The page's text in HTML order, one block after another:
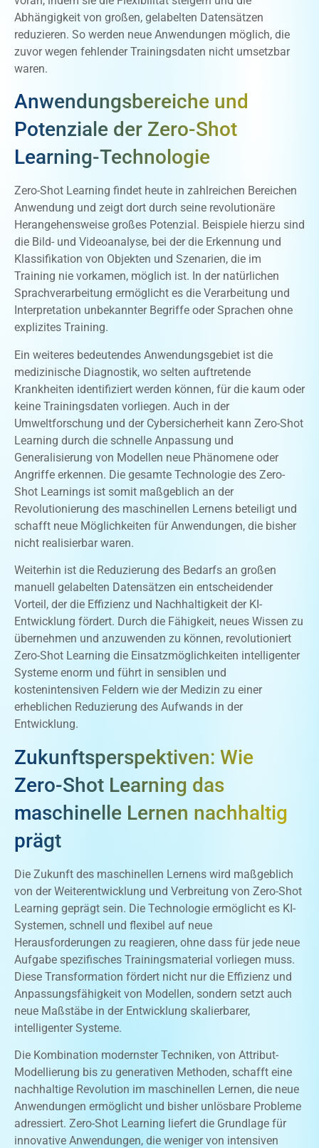
Abhängigkeit von großen, gelabelten Datensätzen
reduzieren. So werden neue Anwendungen möglich, die
zuvor wegen fehlender Trainingsdaten nicht umsetzbar
waren.
Anwendungsbereiche und
Potenziale der Zero-Shot
Learning-Technologie
Zero-Shot Learning findet heute in zahlreichen Bereichen
Anwendung und zeigt dort durch seine revolutionäre
Herangehensweise großes Potenzial. Beispiele hierzu sind
die Bild- und Videoanalyse, bei der die Erkennung und
Klassifikation von Objekten und Szenarien, die im
Training nie vorkamen, möglich ist. In der natürlichen
Sprachverarbeitung ermöglicht es die Verarbeitung und
Interpretation unbekannter Begriffe oder Sprachen ohne
explizites Training.
Ein weiteres bedeutendes Anwendungsgebiet ist die
medizinische Diagnostik, wo selten auftretende
Krankheiten identifiziert werden können, für die kaum oder
keine Trainingsdaten vorliegen. Auch in der
Umweltforschung und der Cybersicherheit kann Zero-Shot
Learning durch die schnelle Anpassung und
Generalisierung von Modellen neue Phänomene oder
Angriffe erkennen. Die gesamte Technologie des Zero-
Shot Learnings ist somit maßgeblich an der
Revolutionierung des maschinellen Lernens beteiligt und
schafft neue Möglichkeiten für Anwendungen, die bisher
nicht realisierbar waren.
Weiterhin ist die Reduzierung des Bedarfs an großen
manuell gelabelten Datensätzen ein entscheidender
Vorteil, der die Effizienz und Nachhaltigkeit der KI-
Entwicklung fördert. Durch die Fähigkeit, neues Wissen zu
übernehmen und anzuwenden zu können, revolutioniert
Zero-Shot Learning die Einsatzmöglichkeiten intelligenter
Systeme enorm und führt in sensiblen und
kostenintensiven Feldern wie der Medizin zu einer
erheblichen Reduzierung des Aufwands in der
Entwicklung.
Zukunftsperspektiven: Wie
Zero-Shot Learning das
maschinelle Lernen nachhaltig
prägt
Die Zukunft des maschinellen Lernens wird maßgeblich
von der Weiterentwicklung und Verbreitung von Zero-Shot
Learning geprägt sein. Die Technologie ermöglicht es KI-
Systemen, schnell und flexibel auf neue
Herausforderungen zu reagieren, ohne dass für jede neue
Aufgabe spezifisches Trainingsmaterial vorliegen muss.
Diese Transformation fördert nicht nur die Effizienz und
Anpassungsfähigkeit von Modellen, sondern setzt auch
neue Maßstäbe in der Entwicklung skalierbarer,
intelligenter Systeme.
Die Kombination modernster Techniken, von Attribut-
Modellierung bis zu generativen Methoden, schafft eine
nachhaltige Revolution im maschinellen Lernen, die neue
Anwendungen ermöglicht und bisher unlösbare Probleme
adressiert. Zero-Shot Learning liefert die Grundlage für
innovative Anwendungen, die weniger von intensiven